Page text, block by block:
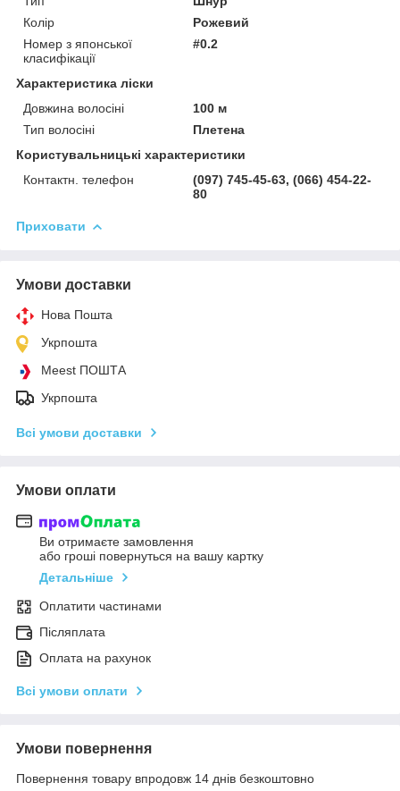
Колір
Рожевий
Номер з японської
класифікації
#0.2
Характеристика ліски
Довжина волосіні
100 м
Тип волосіні
Плетена
Користувальницькі характеристики
Контактн. телефон
(097) 745-45-63, (066) 454-22-
80
Приховати
Умови доставки
Нова Пошта
Укрпошта
Meest ПОШТА
Укрпошта
Всі умови доставки
Умови оплати
Ви отримаєте замовлення
або гроші повернуться на вашу картку
Детальніше
Оплатити частинами
Післяплата
Оплата на рахунок
Всі умови оплати
Умови повернення
Повернення товару впродовж 14 днів безкоштовно